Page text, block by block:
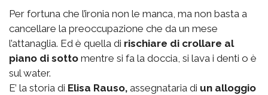
Per fortuna che l’ironia non le manca, ma non basta a
cancellare la preoccupazione che da un mese
l’attanaglia. Ed è quella di rischiare di crollare al
piano di sotto mentre si fa la doccia, si lava i denti o è
sul water.
E’ la storia di Elisa Rauso, assegnataria di un alloggio